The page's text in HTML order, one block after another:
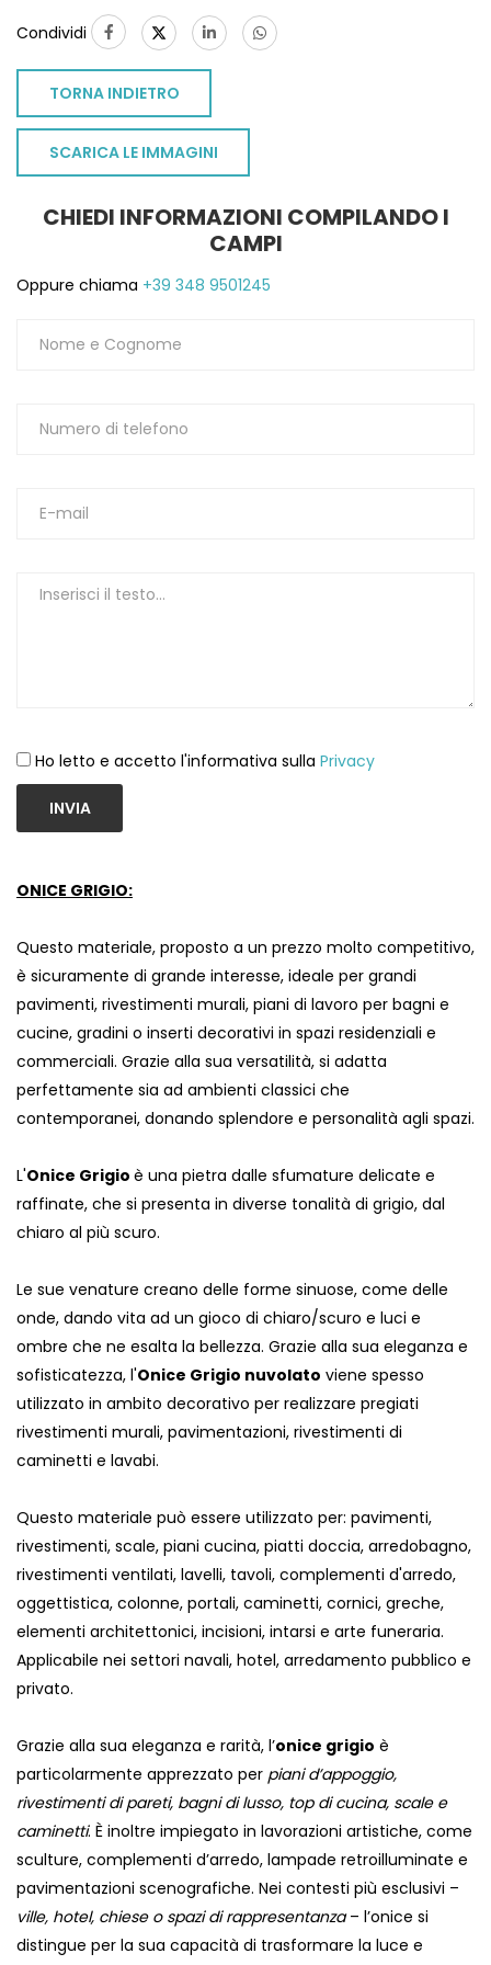
Condividi
TORNA INDIETRO
SCARICA LE IMMAGINI
CHIEDI INFORMAZIONI COMPILANDO I
CAMPI
Oppure chiama +39 348 9501245
Ho letto e accetto l'informativa sulla Privacy
INVIA
ONICE GRIGIO:
Questo materiale, proposto a un prezzo molto competitivo,
è sicuramente di grande interesse, ideale per grandi
pavimenti, rivestimenti murali, piani di lavoro per bagni e
cucine, gradini o inserti decorativi in ​​spazi residenziali e
commerciali. Grazie alla sua versatilità, si adatta
perfettamente sia ad ambienti classici che
contemporanei, donando splendore e personalità agli spazi.
L'Onice Grigio è una pietra dalle sfumature delicate e
raffinate, che si presenta in diverse tonalità di grigio, dal
chiaro al più scuro.
Le sue venature creano delle forme sinuose, come delle
onde, dando vita ad un gioco di chiaro/scuro e luci e
ombre che ne esalta la bellezza. Grazie alla sua eleganza e
sofisticatezza, l'Onice Grigio nuvolato viene spesso
utilizzato in ambito decorativo per realizzare pregiati
rivestimenti murali, pavimentazioni, rivestimenti di
caminetti e lavabi.
Questo materiale può essere utilizzato per: pavimenti,
rivestimenti, scale, piani cucina, piatti doccia, arredobagno,
rivestimenti ventilati, lavelli, tavoli, complementi d'arredo,
oggettistica, colonne, portali, caminetti, cornici, greche,
elementi architettonici, incisioni, intarsi e arte funeraria.
Applicabile nei settori navali, hotel, arredamento pubblico e
privato.
Grazie alla sua eleganza e rarità, l’onice grigio è
particolarmente apprezzato per piani d’appoggio,
rivestimenti di pareti, bagni di lusso, top di cucina, scale e
caminetti. È inoltre impiegato in lavorazioni artistiche, come
sculture, complementi d’arredo, lampade retroilluminate e
pavimentazioni scenografiche. Nei contesti più esclusivi –
ville, hotel, chiese o spazi di rappresentanza– l’onice si
distingue per la sua capacità di trasformare la luce e